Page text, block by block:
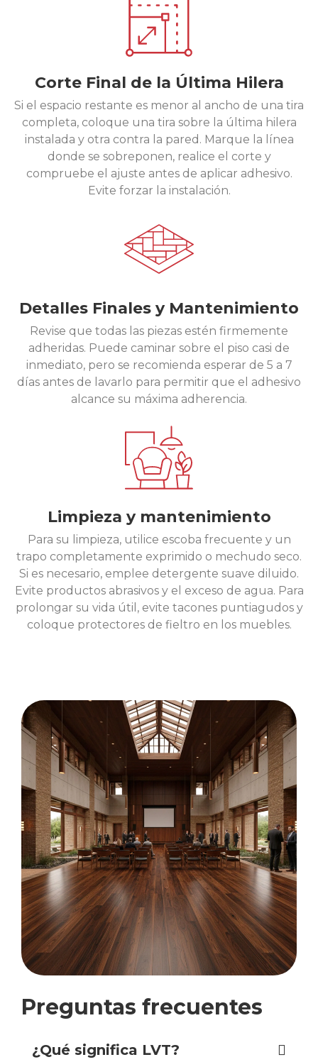
Corte Final de la Última Hilera
Si el espacio restante es menor al ancho de una tira
completa, coloque una tira sobre la última hilera
instalada y otra contra la pared. Marque la línea
donde se sobreponen, realice el corte y
compruebe el ajuste antes de aplicar adhesivo.
Evite forzar la instalación.
Detalles Finales y Mantenimiento
Revise que todas las piezas estén firmemente
adheridas. Puede caminar sobre el piso casi de
inmediato, pero se recomienda esperar de 5 a 7
días antes de lavarlo para permitir que el adhesivo
alcance su máxima adherencia.
Limpieza y mantenimiento
Para su limpieza, utilice escoba frecuente y un
trapo completamente exprimido o mechudo seco.
Si es necesario, emplee detergente suave diluido.
Evite productos abrasivos y el exceso de agua. Para
prolongar su vida útil, evite tacones puntiagudos y
coloque protectores de fieltro en los muebles.
Preguntas frecuentes
¿Qué significa LVT?